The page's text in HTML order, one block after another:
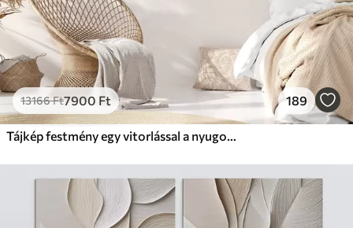
13166Ft7900 Ft 189
Tájkép festmény egy vitorlással a nyugodt tengeren, narancssárga és sárga égbolt, távoli hegyek